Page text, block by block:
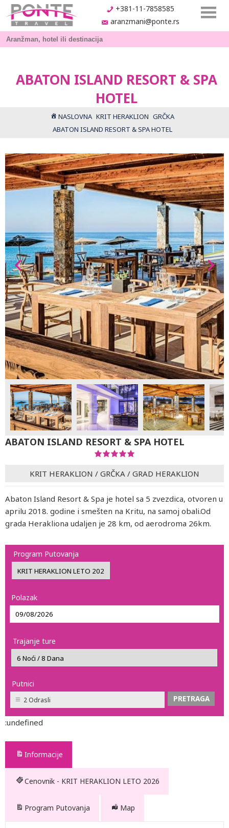
+381-11-7858585
aranzmani@ponte.rs
ABATON ISLAND RESORT & SPA
HOTEL
NASLOVNA KRIT HERAKLION GRČKA
ABATON ISLAND RESORT & SPA HOTEL
ABATON ISLAND RESORT & SPA HOTEL
KRIT HERAKLION / GRČKA / GRAD HERAKLION
Abaton Island Resort & Spa je hotel sa 5 zvezdica, otvoren u
aprilu 2018. godine i smešten na Kritu, na samoj obali.Od
grada Herakliona udaljen je 28 km, od aerodroma 26km.
Program Putovanja
Polazak
Trajanje ture
Putnici
2 Odrasli
:undefined
Informacije
Cenovnik - KRIT HERAKLION LETO 2026
Program Putovanja Map